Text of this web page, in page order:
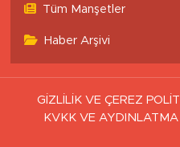
Tüm Manşetler
Haber Arşivi
GİZLİLİK VE ÇEREZ
KVKK VE AYDINLATMA